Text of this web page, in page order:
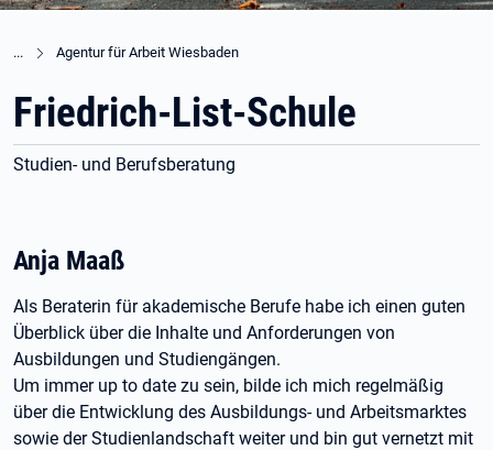
Agentur für Arbeit Wiesbaden
Friedrich-List-Schule
Studien- und Berufsberatung
Anja Maaß
Als Beraterin für akademische Berufe habe ich einen guten
Überblick über die Inhalte und Anforderungen von
Ausbildungen und Studiengängen.
Um immer up to date zu sein, bilde ich mich regelmäßig
über die Entwicklung des Ausbildungs- und Arbeitsmarktes
sowie der Studienlandschaft weiter und bin gut vernetzt mit